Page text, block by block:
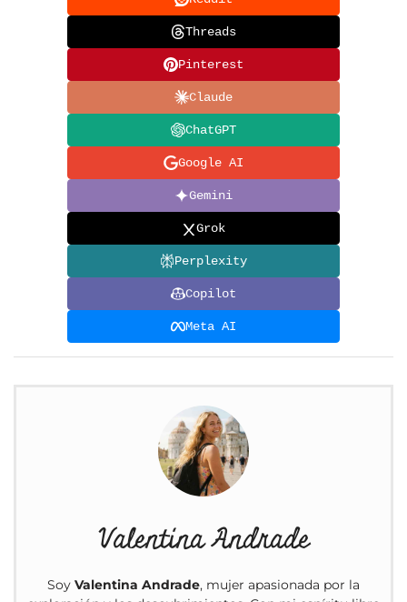
Threads
Pinterest
Claude
ChatGPT
Google AI
Gemini
Grok
Perplexity
Copilot
Meta AI
Valentina Andrade
Soy Valentina Andrade, mujer apasionada por la